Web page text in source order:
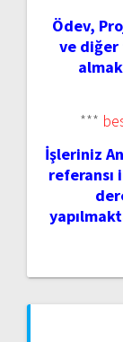
Ödev,
ve diğer
***
İşleriniz